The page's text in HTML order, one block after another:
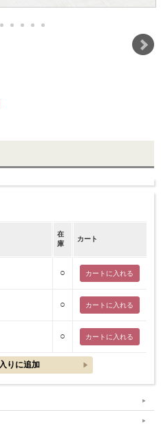
在
庫
カート
○
○
○